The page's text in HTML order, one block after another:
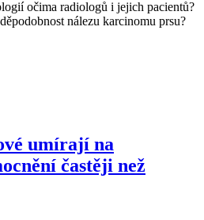
očima radiologů i jejich pacientů?
nálezu karcinomu prsu?
umírají na
častěji než